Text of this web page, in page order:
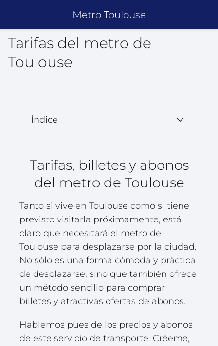
Metro Toulouse
Tarifas del metro de
Toulouse
Índice
Tarifas, billetes y abonos
del metro de Toulouse
Tanto si vive en Toulouse como si tiene
previsto visitarla próximamente, está
claro que necesitará el metro de
Toulouse para desplazarse por la ciudad.
No sólo es una forma cómoda y práctica
de desplazarse, sino que también ofrece
un método sencillo para comprar
billetes y atractivas ofertas de abonos.
Hablemos pues de los precios y abonos
de este servicio de transporte. Créeme,